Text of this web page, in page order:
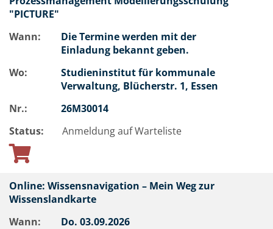
"PICTURE"
Wann:
Die Termine werden mit der
Einladung bekannt geben.
Wo:
Studieninstitut für kommunale
Verwaltung, Blücherstr. 1, Essen
Nr.:
26M30014
Status:
Anmeldung auf Warteliste
Online: Wissensnavigation – Mein Weg zur
Wissenslandkarte
Wann:
Do. 03.09.2026